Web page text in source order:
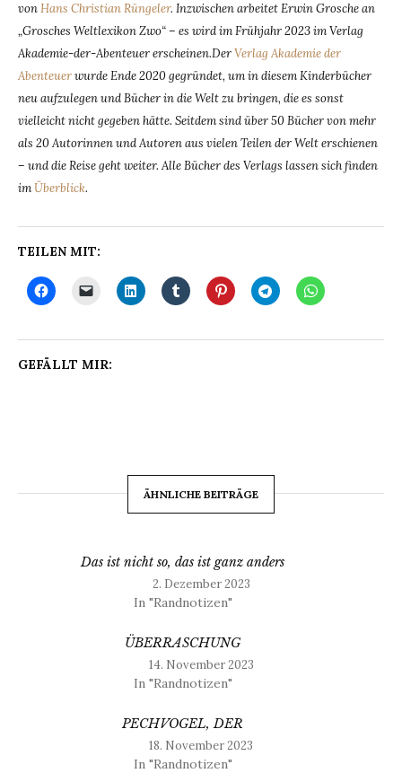
vonHans Christian Rüngeler. Inzwischen arbeitet Erwin Grosche an
„Grosches Weltlexikon Zwo“ – es wird im Frühjahr 2023 im Verlag
Akademie-der-Abenteuer erscheinen.DerVerlag Akademie der
Abenteuerwurde Ende 2020 gegründet, um in diesem Kinderbücher
neu aufzulegen und Bücher in die Welt zu bringen, die es sonst
vielleicht nicht gegeben hätte. Seitdem sind über 50 Bücher von mehr
als 20 Autorinnen und Autoren aus vielen Teilen der Welt erschienen
– und die Reise geht weiter. Alle Bücher des Verlags lassen sich finden
imÜberblick.
TEILEN MIT:
GEFÄLLT MIR:
ÄHNLICHE BEITRÄGE
Das ist nicht so, das ist ganz anders
2. Dezember 2023
In "Randnotizen"
ÜBERRASCHUNG
14. November 2023
In "Randnotizen"
PECHVOGEL, DER
18. November 2023
In "Randnotizen"